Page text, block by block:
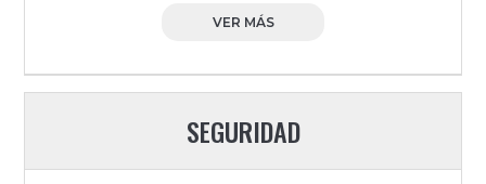
VER MÁS
SEGURIDAD